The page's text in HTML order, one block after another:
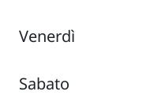
Venerdì
Sabato